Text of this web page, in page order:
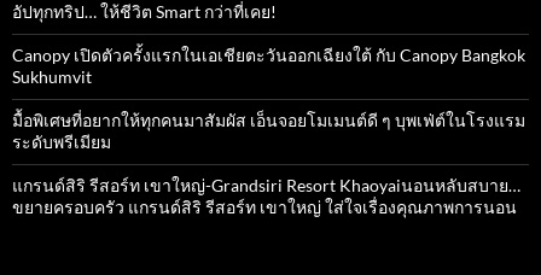
อัปทุกทริป… ให้ชีวิต Smart กว่าที่เคย!
Canopy เปิดตัวครั้งแรกในเอเชียตะวันออกเฉียงใต้ กับ Canopy Bangkok
Sukhumvit
มื้อพิเศษที่อยากให้ทุกคนมาสัมผัส เอ็นจอยโมเมนต์ดี ๆ บุพเฟ่ต์ในโรงแรม
ระดับพรีเมียม
แกรนด์สิริ​ รีสอร์ท​ เขาใหญ่​-Grandsiri​ Resort​ Khaoyaiนอนหลับสบาย…
ขยายครอบครัว แกรนด์สิริ รีสอร์ท เขาใหญ่ ใส่ใจเรื่องคุณภาพการนอน